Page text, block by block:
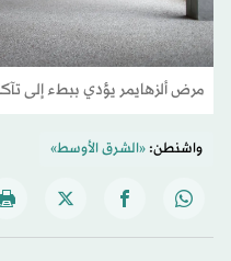
مرض ألزهايمر يؤدي ببطء إلى تآكل
واشنطن:«الشرق الأوسط»